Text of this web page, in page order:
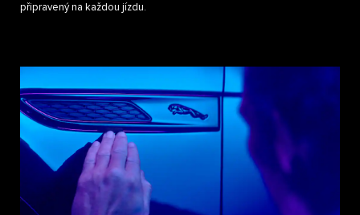
připravený na každou jízdu.